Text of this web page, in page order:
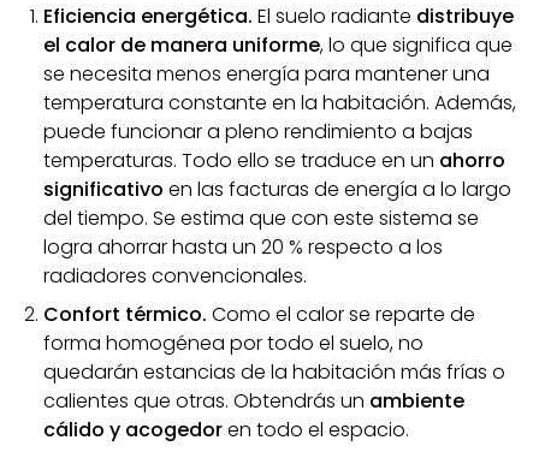
Eficiencia energética. El suelo radiante distribuye
el calor de manera uniforme, lo que significa que
se necesita menos energía para mantener una
temperatura constante en la habitación. Además,
puede funcionar a pleno rendimiento a bajas
temperaturas. Todo ello se traduce en un ahorro
significativo en las facturas de energía a lo largo
del tiempo. Se estima que con este sistema se
logra ahorrar hasta un 20 % respecto a los
radiadores convencionales.
Confort térmico. Como el calor se reparte de
forma homogénea por todo el suelo, no
quedarán estancias de la habitación más frías o
calientes que otras. Obtendrás un ambiente
cálido y acogedoren todo el espacio.